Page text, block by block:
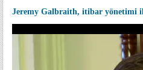
Jeremy Galbraith, itibar yönetimi